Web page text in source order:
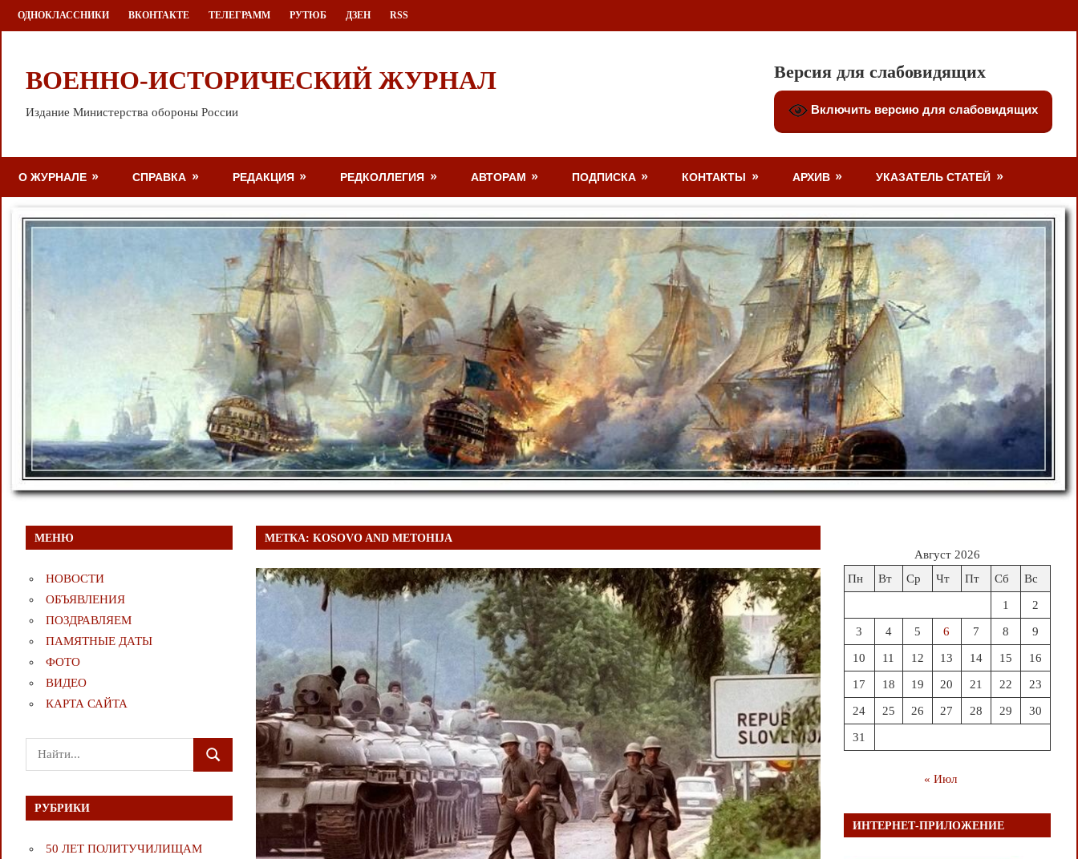
Перейти
к
ОДНОКЛАССНИКИ ВКОНТАКТЕ ТЕЛЕГРАММ РУТЮБ ДЗЕН RSS
ВОЕННО-ИСТОРИЧЕСКИЙ ЖУРНАЛ
Издание Министерства обороны России
Версия для слабовидящих
Включить версию для слабовидящих
О ЖУРНАЛЕ СПРАВКА РЕДАКЦИЯ РЕДКОЛЛЕГИЯ АВТОРАМ ПОДПИСКА КОНТАКТЫ АРХИВ УКАЗАТЕЛЬ СТАТЕЙ
МЕТКА:KOSOVO AND METOHIJA
МЕНЮ
НОВОСТИ
ОБЪЯВЛЕНИЯ
ПОЗДРАВЛЯЕМ
ПАМЯТНЫЕ ДАТЫ
ФОТО
ВИДЕО
КАРТА САЙТА
Поиск
для:
ПОИСК
РУБРИКИ
50 ЛЕТ ПОЛИТУЧИЛИЩАМ
Август 2026
Пн
Вт Ср Чт Пт Сб Вс
1 2
3 4 5 6 7 8 9
10 11 12 13 14 15 16
17 18 19 20 21 22 23
24 25 26 27 28 29 30
31
« Июл
ИНТЕРНЕТ-ПРИЛОЖЕНИЕ